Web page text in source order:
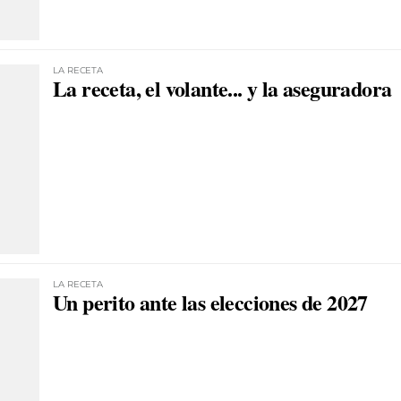
LA RECETA
La receta, el volante... y la aseguradora
LA RECETA
Un perito ante las elecciones de 2027